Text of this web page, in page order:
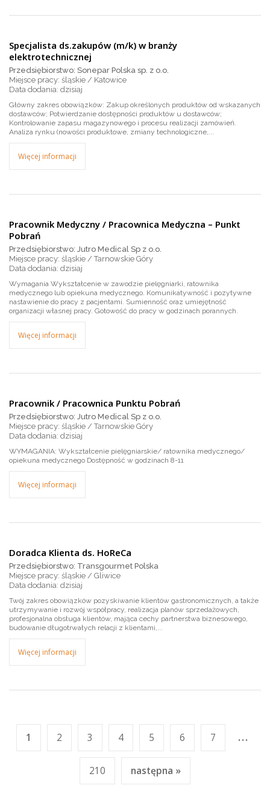
Specjalista ds.zakupów (m/k) w branży
elektrotechnicznej
Przedsiębiorstwo: Sonepar Polska sp. z o.o.
Miejsce pracy: śląskie / Katowice
dzisiaj
Główny zakres obowiązków: Zakup określonych produktów od wskazanych
dostawców; Potwierdzanie dostępności produktów u dostawców;
Kontrolowanie zapasu magazynowego i procesu realizacji zamówień.
Analiza rynku (nowości produktowe, zmiany technologiczne,...
Więcej informacji
Pracownik Medyczny / Pracownica Medyczna – Punkt
Pobrań
Przedsiębiorstwo: Jutro Medical Sp z o.o.
Miejsce pracy: śląskie / Tarnowskie Góry
dzisiaj
Wymagania Wykształcenie w zawodzie pielęgniarki, ratownika
medycznego lub opiekuna medycznego. Komunikatywność i pozytywne
nastawienie do pracy z pacjentami. Sumienność oraz umiejętność
organizacji własnej pracy. Gotowość do pracy w godzinach porannych.
Więcej informacji
Pracownik / Pracownica Punktu Pobrań
Przedsiębiorstwo: Jutro Medical Sp z o.o.
Miejsce pracy: śląskie / Tarnowskie Góry
dzisiaj
WYMAGANIA: Wykształcenie pielęgniarskie/ ratownika medycznego/
opiekuna medycznego Dostępność w godzinach 8-11
Więcej informacji
Doradca Klienta ds. HoReCa
Przedsiębiorstwo: Transgourmet Polska
Miejsce pracy: śląskie / Gliwice
dzisiaj
Twój zakres obowiązków pozyskiwanie klientów gastronomicznych, a także
utrzymywanie i rozwój współpracy, realizacja planów sprzedażowych,
profesjonalna obsługa klientów, mająca cechy partnerstwa biznesowego,
budowanie długotrwałych relacji z klientami,...
Więcej informacji
1 2 3 4 5 6 7 ...
210 następna »